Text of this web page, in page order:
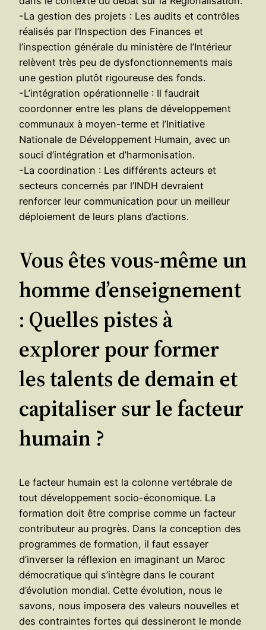
-La gestion des projets : Les audits et contrôles
réalisés par l’Inspection des Finances et
l’inspection générale du ministère de l’Intérieur
relèvent très peu de dysfonctionnements mais
une gestion plutôt rigoureuse des fonds.
-L’intégration opérationnelle : Il faudrait
coordonner entre les plans de développement
communaux à moyen-terme et l’Initiative
Nationale de Développement Humain, avec un
souci d’intégration et d’harmonisation.
-La coordination : Les différents acteurs et
secteurs concernés par l’INDH devraient
renforcer leur communication pour un meilleur
déploiement de leurs plans d’actions.
Vous êtes vous-même un
homme d’enseignement
: Quelles pistes à
explorer pour former
les talents de demain et
capitaliser sur le facteur
humain ?
Le facteur humain est la colonne vertébrale de
tout développement socio-économique. La
formation doit être comprise comme un facteur
contributeur au progrès. Dans la conception des
programmes de formation, il faut essayer
d’inverser la réflexion en imaginant un Maroc
démocratique qui s’intègre dans le courant
d’évolution mondial. Cette évolution, nous le
savons, nous imposera des valeurs nouvelles et
des contraintes fortes qui dessineront le monde